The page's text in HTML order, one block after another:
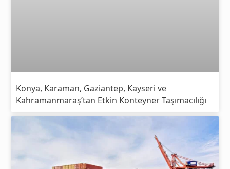
Konya, Karaman, Gaziantep, Kayseri ve
Kahramanmaraş’tan Etkin Konteyner Taşımacılığı